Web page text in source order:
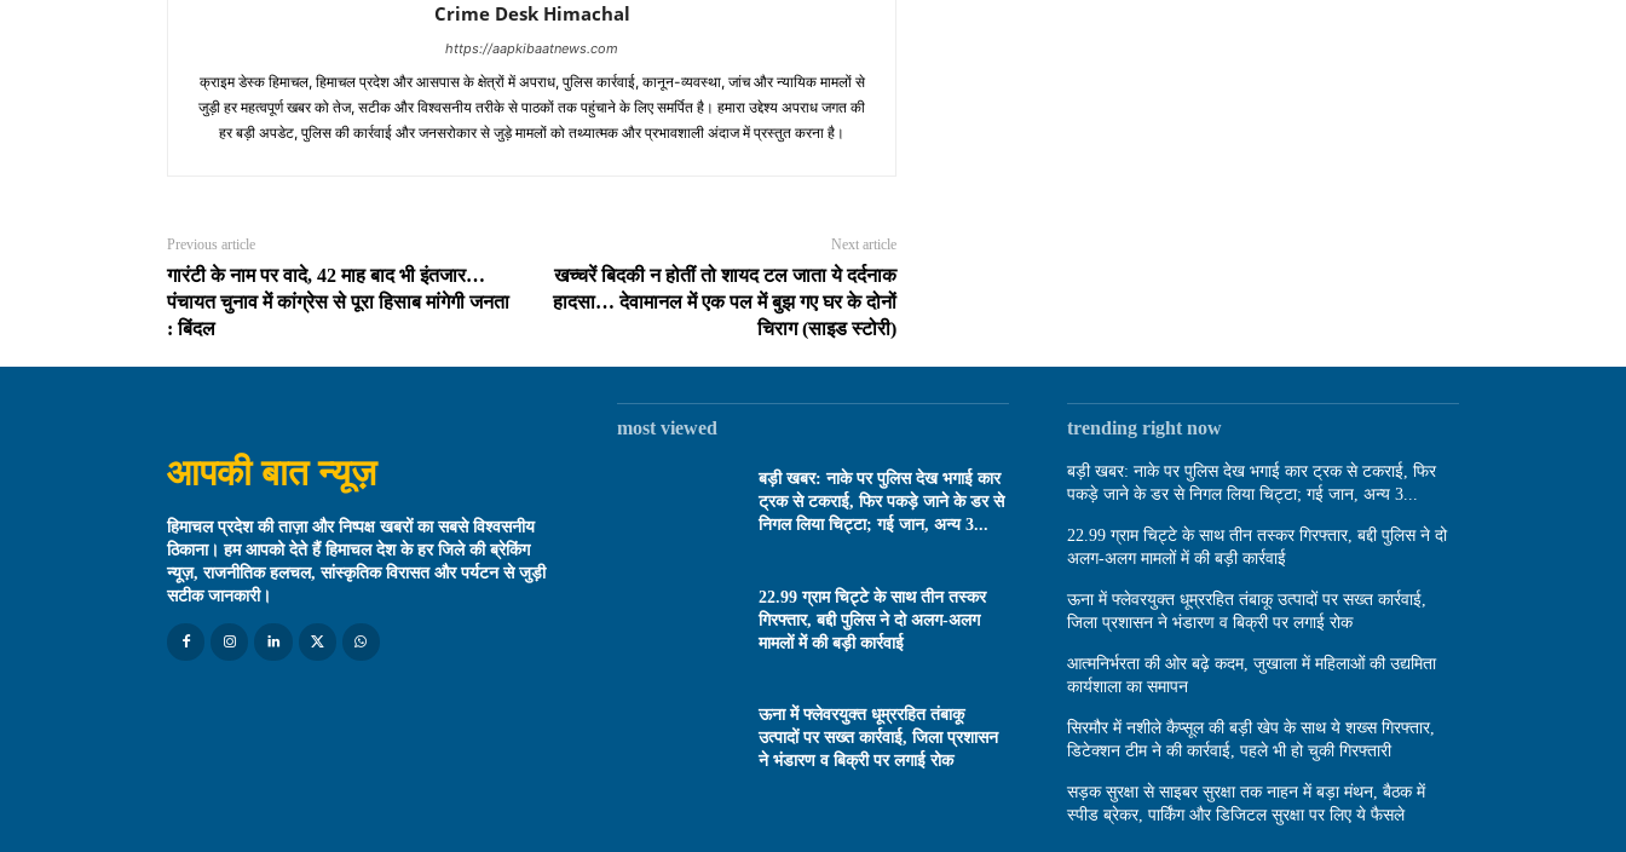
Crime Desk Himachal
https://aapkibaatnews.com
क्राइम डेस्क हिमाचल, हिमाचल प्रदेश और आसपास के क्षेत्रों में अपराध, पुलिस कार्रवाई, कानून-व्यवस्था, जांच और न्यायिक मामलों से
जुड़ी हर महत्वपूर्ण खबर को तेज, सटीक और विश्वसनीय तरीके से पाठकों तक पहुंचाने के लिए समर्पित है। हमारा उद्देश्य अपराध जगत की
हर बड़ी अपडेट, पुलिस की कार्रवाई और जनसरोकार से जुड़े मामलों को तथ्यात्मक और प्रभावशाली अंदाज में प्रस्तुत करना है।
Previous article
गारंटी के नाम पर वादे, 42 माह बाद भी इंतजार…
पंचायत चुनाव में कांग्रेस से पूरा हिसाब मांगेगी जनता
: बिंदल
Next article
खच्चरें बिदकी न होतीं तो शायद टल जाता ये दर्दनाक
हादसा… देवामानल में एक पल में बुझ गए घर के दोनों
चिराग (साइड स्टोरी)
आपकी बात न्यूज़
हिमाचल प्रदेश की ताज़ा और निष्पक्ष खबरों का सबसे विश्वसनीय
ठिकाना। हम आपको देते हैं हिमाचल देश के हर जिले की ब्रेकिंग
न्यूज़, राजनीतिक हलचल, सांस्कृतिक विरासत और पर्यटन से जुड़ी
सटीक जानकारी।
most viewed
बड़ी खबर: नाके पर पुलिस देख भगाई कार
ट्रक से टकराई, फिर पकड़े जाने के डर से
निगल लिया चिट्टा; गई जान, अन्य 3...
22.99 ग्राम चिट्टे के साथ तीन तस्कर
गिरफ्तार, बद्दी पुलिस ने दो अलग-अलग
मामलों में की बड़ी कार्रवाई
ऊना में फ्लेवरयुक्त धूम्ररहित तंबाकू
उत्पादों पर सख्त कार्रवाई, जिला प्रशासन
ने भंडारण व बिक्री पर लगाई रोक
trending right now
बड़ी खबर: नाके पर पुलिस देख भगाई कार ट्रक से टकराई, फिर
पकड़े जाने के डर से निगल लिया चिट्टा; गई जान, अन्य 3...
22.99 ग्राम चिट्टे के साथ तीन तस्कर गिरफ्तार, बद्दी पुलिस ने दो
अलग-अलग मामलों में की बड़ी कार्रवाई
ऊना में फ्लेवरयुक्त धूम्ररहित तंबाकू उत्पादों पर सख्त कार्रवाई,
जिला प्रशासन ने भंडारण व बिक्री पर लगाई रोक
आत्मनिर्भरता की ओर बढ़े कदम, जुखाला में महिलाओं की उद्यमिता
कार्यशाला का समापन
सिरमौर में नशीले कैप्सूल की बड़ी खेप के साथ ये शख्स गिरफ्तार,
डिटेक्शन टीम ने की कार्रवाई, पहले भी हो चुकी गिरफ्तारी
सड़क सुरक्षा से साइबर सुरक्षा तक नाहन में बड़ा मंथन, बैठक में
स्पीड ब्रेकर, पार्किंग और डिजिटल सुरक्षा पर लिए ये फैसले